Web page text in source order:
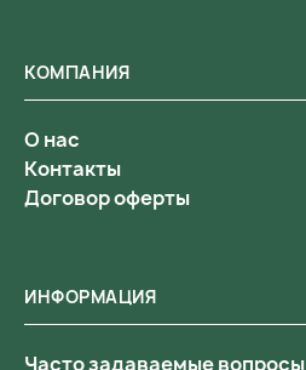
ИНФОРМАЦИЯ
Часто задаваемые вопросы
КОМПАНИЯ
О нас
Контакты
Договор оферты